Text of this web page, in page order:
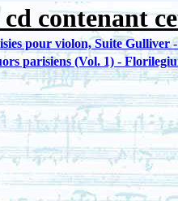
contenant
pour violon, Suite Gulliver
parisiens (Vol. 1) -